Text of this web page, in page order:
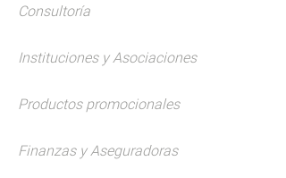
Consultoría
Instituciones y Asociaciones
Productos promocionales
Finanzas y Aseguradoras